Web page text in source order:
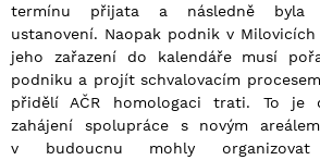
termínu přijata a následně byla
ustanovení. Naopak podnik v
jeho zařazení do kalendáře musí
podniku a projít schvalovacím
přidělí AČR homologaci trati. To je
zahájení spolupráce s novým
v budoucnu mohly